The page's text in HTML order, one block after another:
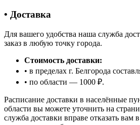
• Доставка
Для вашего удобства наша служба
заказ в любую точку города.
Стоимость доставки:
• в пределах г. Белгорода
• по области — 1000 ₽.
Расписание доставки в населённые
области вы можете уточнить на
служба доставки вправе отказать вам